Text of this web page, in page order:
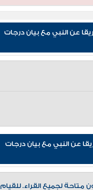
الكامل في اسانيد وتصحيح حديث لا تجتمع امتي علي ضلالة من 16 طريقا عن النبي مع بيان درجات
الكامل في اسانيد وتصحيح حديث لا تجتمع امتي علي ضلالة من 16 طريقا عن النبي مع بيان درجات
لجميع القراء. للقيام